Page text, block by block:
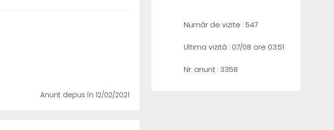
Anunț depus în 12/02/2021
Număr de vizite : 547
Ultima vizită : 07/08 ore 03:51
Nr. anunț : 3358